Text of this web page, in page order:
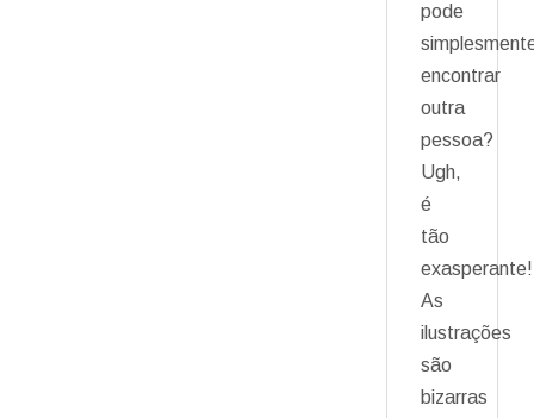
pode
encontrar
outra
pessoa?
Ugh,
é
tão
exasperante!
As
ilustrações
são
bizarras